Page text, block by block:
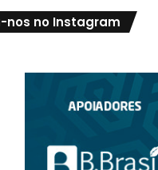
nos no Instagram